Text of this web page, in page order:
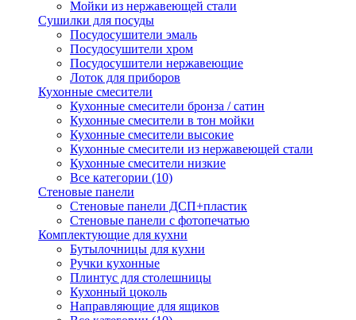
Мойки из нержавеющей стали
Сушилки для посуды
Посудосушители эмаль
Посудосушители хром
Посудосушители нержавеющие
Лоток для приборов
Кухонные смесители
Кухонные смесители бронза / сатин
Кухонные смесители в тон мойки
Кухонные смесители высокие
Кухонные смесители из нержавеющей стали
Кухонные смесители низкие
Все категории (10)
Стеновые панели
Стеновые панели ДСП+пластик
Стеновые панели с фотопечатью
Комплектующие для кухни
Бутылочницы для кухни
Ручки кухонные
Плинтус для столешницы
Кухонный цоколь
Направляющие для ящиков